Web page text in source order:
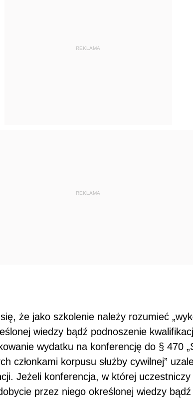
REKLAMA
REKLAMA
że jako szkolenie należy rozumieć
wiedzy bądź podnoszenie
wydatku na konferencję do § 470
członkami korpusu służby cywilnej”
Jeżeli konferencja, w której
przez niego określonej wiedzy